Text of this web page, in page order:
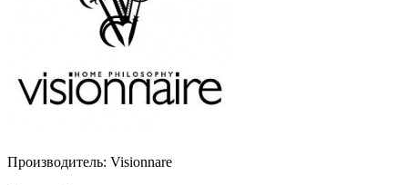
Производитель: Visionnare